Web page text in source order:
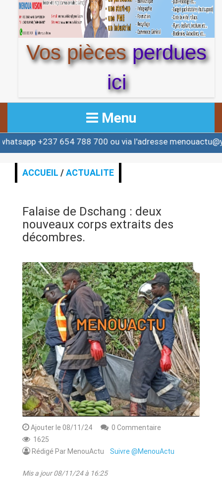
Vos piècesperdues
ici
Menu
ACCUEIL
ACTUALITE
ANNONCE
ART & CULTURE & TRADITION
ASSAINISSEMENT
BREAKING-NEWS
CAMEROUN
PLUS
654 788 700 ou via l'adresse
ACCUEIL /ACTUALITE
Falaise de Dschang : deux
nouveaux corps extraits des
décombres.
Ajouter le 08/11/24
0 Commentaire
1625
Rédigé Par MenouActu Suivre @MenouActu
Mis a jour 08/11/24 à 16:25